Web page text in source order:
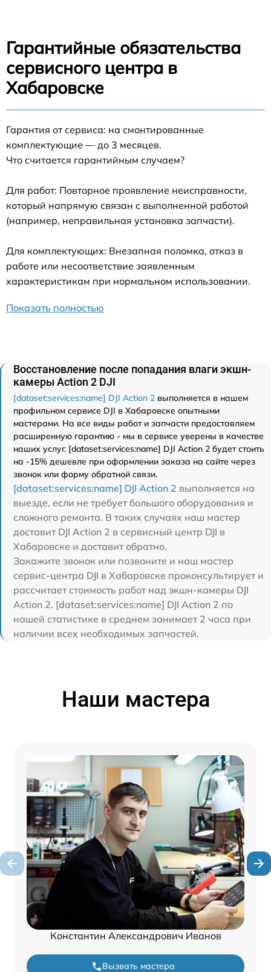
Гарантийные обязательства
сервисного центра в
Хабаровске
Гарантия от сервиса: на смонтированные
комплектующие — до 3 месяцев.
Что считается гарантийным случаем?
Для работ: Повторное проявление неисправности,
который напрямую связан с выполненной работой
(например, неправильная установка запчасти).
Для комплектующих: Внезапная поломка, отказ в
работе или несоответствие заявленным
характеристикам при нормальном использовании.
Показать полностью
Восстановление после попадания влаги экшн-
камеры Action 2 DJI
[dataset:services:name] DJI Action 2 выполняется в нашем
профильном сервисе DJI в Хабаровске опытными
мастерами. На все виды работ и запчасти предоставляем
расширенную гарантию - мы в сервисе уверены в качестве
наших услуг. [dataset:services:name] DJI Action 2 будет стоить
на -15% дешевле при оформлении заказа на сайте через
звонок или форму обратной связи.
[dataset:services:name] DJI Action 2 выполняется на
выезде, если не требует большого оборудования и
сложного ремонта. В таких случаях наш мастер
доставит DJI Action 2 в сервисный центр DJI в
Хабаровске и доставит обратно.
Закажите звонок или позвоните и наш мастер
сервис-центра DJI в Хабаровске проконсультирует и
рассчитает стоимость работ над экшн-камеры DJI
Action 2. [dataset:services:name] DJI Action 2 по
нашей статистике в среднем занимает 2 часа при
наличии всех необходимых запчастей.
Наши мастера
Константин Александрович Иванов
Вызвать мастера